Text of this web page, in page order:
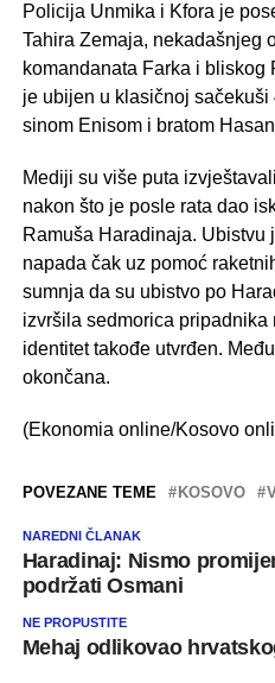
Policija Unmika i Kfora je
Tahira Zemaja, nekadašnjeg
komandanata Farka i bliskog
je ubijen u klasičnoj
sinom Enisom i bratom
Mediji su više puta
nakon što je posle rata dao
Ramuša Haradinaja. Ubistvu
napada čak uz pomoć
sumnja da su ubistvo po
izvršila sedmorica
identitet takođe utvrđen.
okončana.
(Ekonomia online/Kosovo
POVEZANE TEME KOSOVO
NAREDNI ČLANAK
Haradinaj: Nismo
podržati Osmani
NE PROPUSTITE
Mehaj odlikovao